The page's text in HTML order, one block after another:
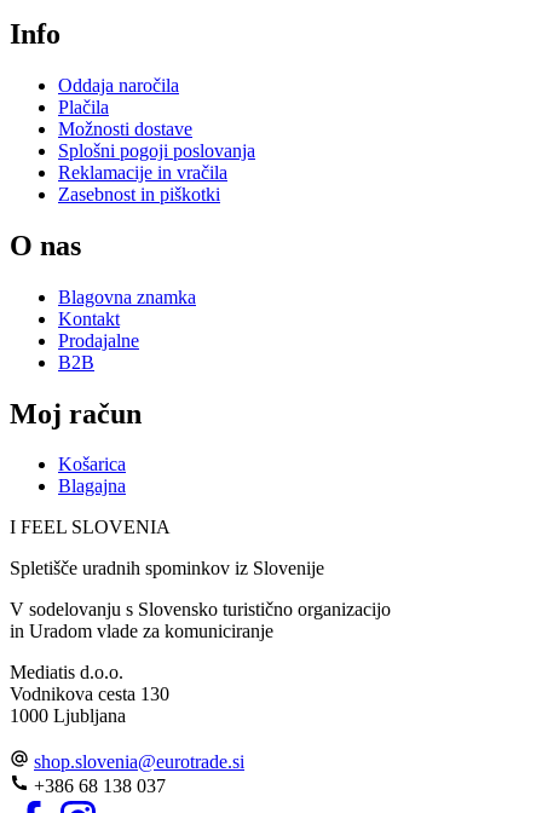
Info
Oddaja naročila
Plačila
Možnosti dostave
Splošni pogoji poslovanja
Reklamacije in vračila
Zasebnost in piškotki
O nas
Blagovna znamka
Kontakt
Prodajalne
B2B
Moj račun
Košarica
Blagajna
I FEEL SLOVENIA
Spletišče uradnih spominkov iz Slovenije
V sodelovanju s Slovensko turistično organizacijo
in Uradom vlade za komuniciranje
Mediatis d.o.o.
Vodnikova cesta 130
1000 Ljubljana
shop.slovenia@eurotrade.si
+386 68 138 037